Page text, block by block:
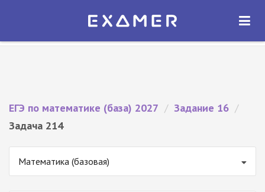
Экзамер — ЕГЭ 2027
ОТКРЫТЬ
ЕГЭ по математике (база) 2027 / Задание 16 /
Задача 214
Математика (базовая)